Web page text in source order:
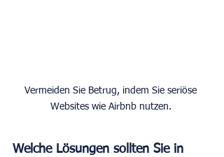
Vermeiden Sie Betrug, indem Sie seriöse
Websites wie Airbnb nutzen.
Welche Lösungen sollten Sie in